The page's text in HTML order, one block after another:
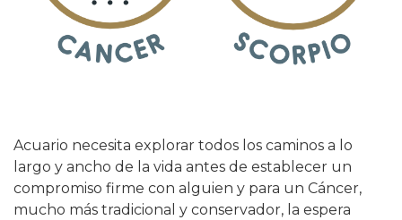
Acuario necesita explorar todos los caminos a lo
largo y ancho de la vida antes de establecer un
compromiso firme con alguien y para un Cáncer,
mucho más tradicional y conservador, la espera